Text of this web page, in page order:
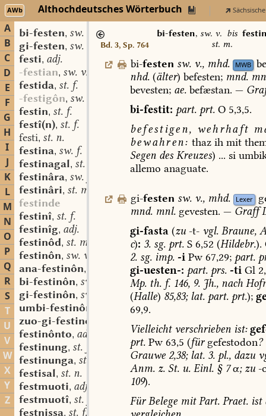
AWb Althochdeutsches Wörterbuch
A
B
C
D
E
F
G
H
I
J
K
L
M
N
O
P
Q
R
S
T
U
V
W
X
Y
Z
bi-festen, sw. v.
gi-festen, sw. v.
festi, adj.
-festian, sw. v.
festida, st. f.
-festigôn, sw. v.
festin, st. f.
festî(n), st. f.
festi, st. n.
festina, sw. f.
festinagal, st. m.
festinâra, sw. f.
festinâri, st. m.
festinde
festinî, st. f.
festinîg, adj.
festinôd, st. m.
festinôn, sw. v.
ana-festinôn,
bi-festinôn, sw. v.
gi-festinôn, sw. v.
umbi-festinôn
zuo-gi-festinôn
festinônto, adv. part. prs.
festinung, st. f.
festinunga, st. f.
festisal, st. n.
festmuoti, adj.
festmuotî, st. f.
festnissa, st. f.
Bd. 3, Sp. 764
bi-festen, sw. v. bis
st. m.
bi-festen sw. v., mhd. MWB
nhd.(älter) befesten; mnd.
bevesten; ae.befæstan. —
bi-festit: part.prt.O5,3,5.
befestigen, wehrhaft
bewahren: thazihmit
SegendesKreuzes) ... si
allemo anaguate.
gi-festen sw. v., mhd. Lexer
mnd.mnl.gevesten. — Graff
gi-fasta(zu-t- vgl.Braune,
c): 3.sg. prt.S6,52 (Hildebr.).
2.sg.imp. -i Pw67,29; part.
gi-uesten-: part.prs. -tiGl
Mp.th.f.146,9.Jh.,nach
(Halle) 85,83;lat.part.prt.);
69,9.
Vielleichtverschriebenist:
prt.Pw63,5 (fürgefestodon?
Grauwe2,38;lat.3.pl., dazu
Anm.z.St.u.Einl.§7α;zu -
109).
FürBelegemitPart.Praet.ist